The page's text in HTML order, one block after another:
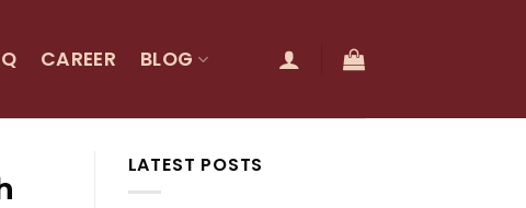
CAREER BLOG
LATEST POSTS